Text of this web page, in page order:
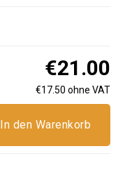
€21.00
€17.50 ohne VAT
In den Warenkorb